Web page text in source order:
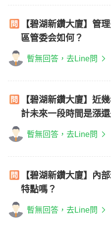
【碧湖新鑽大廈】管
區管委会如何？
暫無回答，去Line問
【碧湖新鑽大廈】近
計未來一段時間是漲還
暫無回答，去Line問
【碧湖新鑽大廈】內
特點嗎？
暫無回答，去Line問